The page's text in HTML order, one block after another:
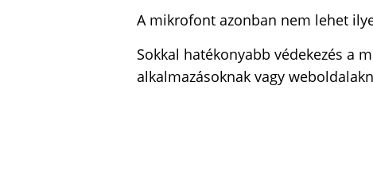
A mikrofont azonban nem lehet
Sokkal hatékonyabb védekezés a
alkalmazásoknak vagy